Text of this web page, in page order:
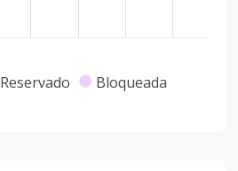
Reservado Bloqueada